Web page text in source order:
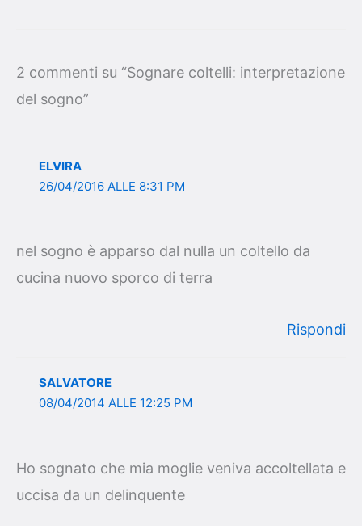
2 commenti su “Sognare coltelli: interpretazione
del sogno”
ELVIRA
26/04/2016 ALLE 8:31 PM
nel sogno è apparso dal nulla un coltello da
cucina nuovo sporco di terra
Rispondi
SALVATORE
08/04/2014 ALLE 12:25 PM
Ho sognato che mia moglie veniva accoltellata e
uccisa da un delinquente